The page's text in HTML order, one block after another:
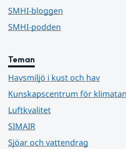
SMHI-bloggen
SMHI-podden
Teman
Havsmiljö i kust och hav
Kunskapscentrum för
Luftkvalitet
SIMAIR
Sjöar och vattendrag